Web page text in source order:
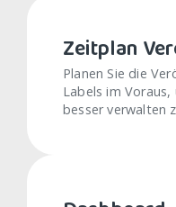
Zeitplan
Planen Sie die
Labels im
besser verwalten